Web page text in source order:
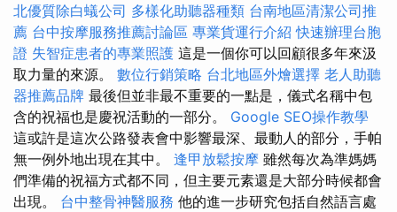
北優質除白蟻公司 多樣化助聽器種類 台南地區清潔公司推
薦 台中按摩服務推薦討論區 專業貨運行介紹 快速辦理台胞
證 失智症患者的專業照護 這是一個你可以回顧很多年來汲
取力量的來源。 數位行銷策略 台北地區外燴選擇 老人助聽
器推薦品牌 最後但並非最不重要的一點是，儀式名稱中包
含的祝福也是慶祝活動的一部分。 Google SEO操作教學
這或許是這次公路發表會中影響最深、最動人的部分，手帕
無一例外地出現在其中。 逢甲放鬆按摩 雖然每次為準媽媽
們準備的祝福方式都不同，但主要元素還是大部分時候都會
出現。 台中整骨神醫服務 他的進一步研究包括自然語言處